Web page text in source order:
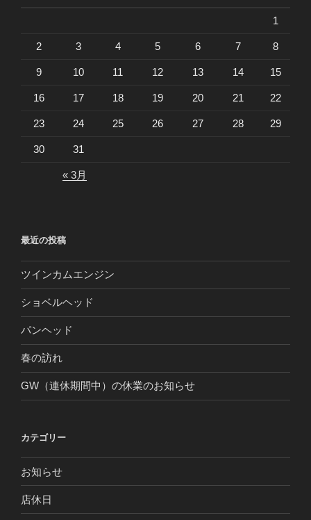
1
2 3 4 5 6 7 8
9 10 11 12 13 14 15
16 17 18 19 20 21 22
23 24 25 26 27 28 29
30 31
« 3月
最近の投稿
ツインカムエンジン
ショベルヘッド
パンヘッド
春の訪れ
GW（連休期間中）の休業のお知らせ
カテゴリー
お知らせ
店休日